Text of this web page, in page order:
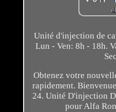
Unité d'injection de
Lun - Ven: 8h - 18h.
Obtenez votre
rapidement.
24. Unité D'injection
pour Alfa